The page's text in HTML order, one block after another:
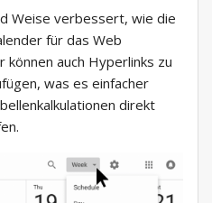
Weise verbessert, wie die
für das Web
auch Hyperlinks zu
was es einfacher
direkt